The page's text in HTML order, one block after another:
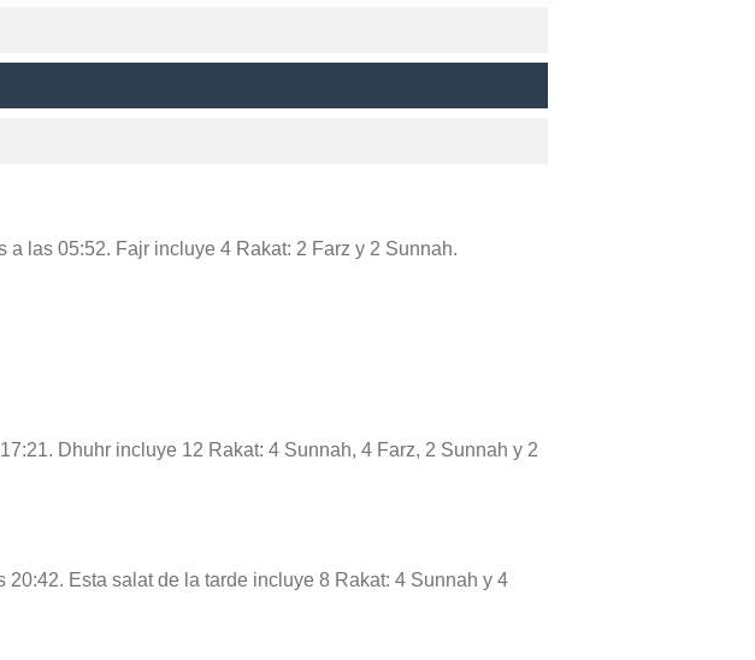
las 05:52. Fajr incluye 4 Rakat: 2 Farz y 2 Sunnah.
Dhuhr incluye 12 Rakat: 4 Sunnah, 4 Farz, 2 Sunnah y 2
Esta salat de la tarde incluye 8 Rakat: 4 Sunnah y 4